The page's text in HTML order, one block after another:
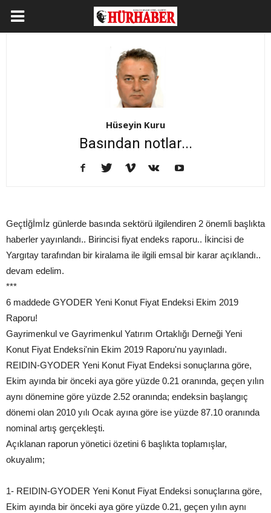
Hüseyin Kuru
Basından notlar...
Geçtİğİmİz günlerde basında sektörü ilgilendiren 2 önemli başlıkta
haberler yayınlandı.. Birincisi fiyat endeks raporu.. İkincisi de
Yargıtay tarafından bir kiralama ile ilgili emsal bir karar açıklandı..
devam edelim.
***
6 maddede GYODER Yeni Konut Fiyat Endeksi Ekim 2019
Raporu!
Gayrimenkul ve Gayrimenkul Yatırım Ortaklığı Derneği Yeni
Konut Fiyat Endeksi'nin Ekim 2019 Raporu'nu yayınladı.
REIDIN-GYODER Yeni Konut Fiyat Endeksi sonuçlarına göre,
Ekim ayında bir önceki aya göre yüzde 0.21 oranında, geçen yılın
aynı dönemine göre yüzde 2.52 oranında; endeksin başlangıç
dönemi olan 2010 yılı Ocak ayına göre ise yüzde 87.10 oranında
nominal artış gerçekleşti.
Açıklanan raporun yönetici özetini 6 başlıkta toplamışlar,
okuyalım;
1- REIDIN-GYODER Yeni Konut Fiyat Endeksi sonuçlarına göre,
Ekim ayında bir önceki aya göre yüzde 0.21, geçen yılın aynı